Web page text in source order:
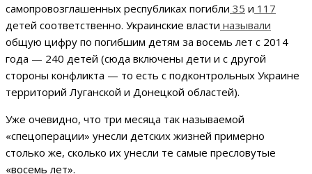
самопровозглашенных республиках погибли 35 и 117
детей соответственно. Украинские власти называли
общую цифру по погибшим детям за восемь лет с 2014
года — 240 детей (сюда включены дети и с другой
стороны конфликта — то есть с подконтрольных Украине
территорий Луганской и Донецкой областей).
Уже очевидно, что три месяца так называемой
«спецоперации» унесли детских жизней примерно
столько же, сколько их унесли те самые пресловутые
«восемь лет».